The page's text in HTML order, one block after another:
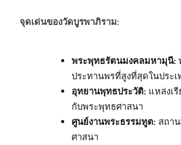
จุดเด่นของวัดบูรพาภิราม:
พระพุทธรัตนมงคลมหามุนี:
ประทานพรที่สูงที่สุดในประเ
อุทยานพุทธประวัติ: แหล่งเรี
กับพระพุทธศาสนา
ศูนย์งานพระธรรมทูต: สถา
ศาสนา